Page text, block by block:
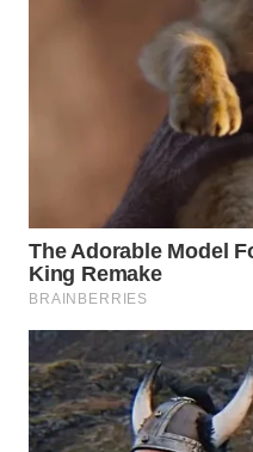
TAPANULI
SELATAN
TANJUNG
LESUNG
WN